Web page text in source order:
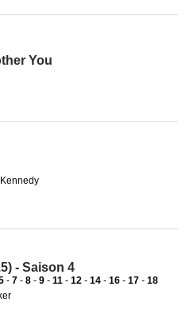
You
- Saison 4
- 7 - 8 - 9 - 11 - 12 - 14 - 16 - 17 - 18